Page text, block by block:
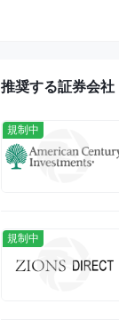
推奨する証券会社
規制中
規制中